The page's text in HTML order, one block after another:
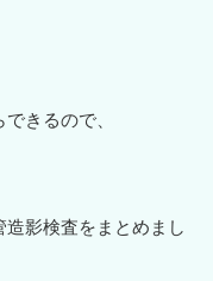
きるので、
影検査をまとめまし